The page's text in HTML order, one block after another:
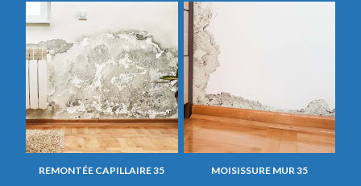
REMONTÉE CAPILLAIRE 35 MOISISSURE MUR 35